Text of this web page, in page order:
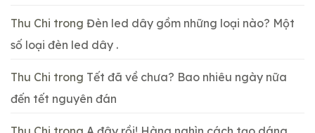
Thu Chi trong Đèn led dây gồm những loại nào? Một
số loại đèn led dây .
Thu Chi trong Tết đã về chưa? Bao nhiêu ngày nữa
đến tết nguyên đán